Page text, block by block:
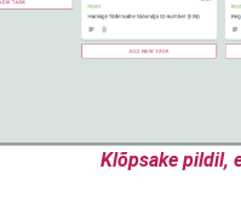
Klõpsake pildil,